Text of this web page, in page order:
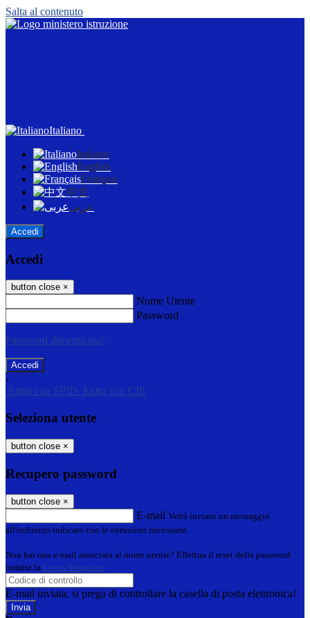
Salta al contenuto
Italiano
Italiano
English
Français
中文
عربى
Accedi
Accedi
button close ×
Nome Utente
Password
Password dimenticata?
-
Entra con SPID
Entra con CIE
Seleziona utente
button close ×
Recupero password
button close ×
E-mail Verrà inviato un messaggio
all'indirizzo indicato con le istruzioni necessarie.
Non hai una e-mail associata al nome utente? Effettua il reset della password
tramite la Login Spaggiari
E-mail inviata, si prega di controllare la casella di posta elettronica!